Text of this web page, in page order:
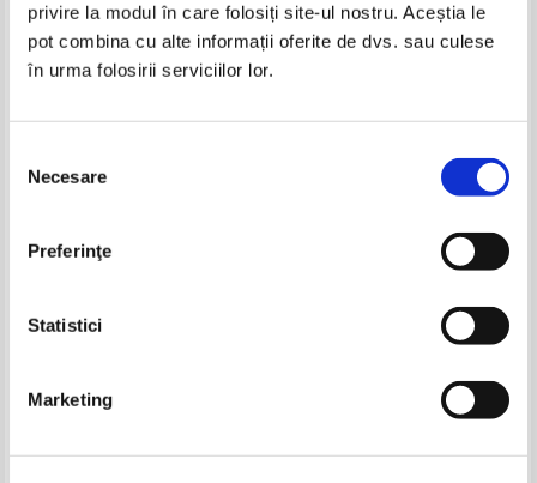
privire la modul în care folosiți site-ul nostru. Aceștia le
pot combina cu alte informații oferite de dvs. sau culese
în urma folosirii serviciilor lor.
consimțământului
Necesare
Preferinţe
Statistici
Marketing
francaise. Simple et complete
pour toutes les classes (1924)
Pret:34,00Lei 13,60 Lei
Italo Tavolato - Lubbers (1925)
-60%